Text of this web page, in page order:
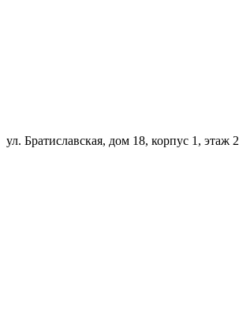
ул. Братиславская, дом 18, корпус 1, этаж 2